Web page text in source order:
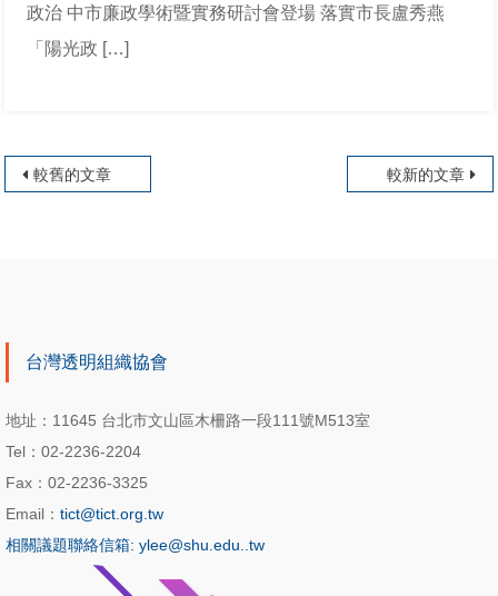
政治 中市廉政學術暨實務研討會登場 落實市長盧秀燕
「陽光政 […]
文章導覽
較舊的文章 較新的文章
台灣透明組織協會
地址：11645 台北市文山區木柵路一段111號M513室
Tel：02-2236-2204
Fax：02-2236-3325
Email： tict@tict.org.tw
相關議題聯絡信箱: ylee@shu.edu..tw